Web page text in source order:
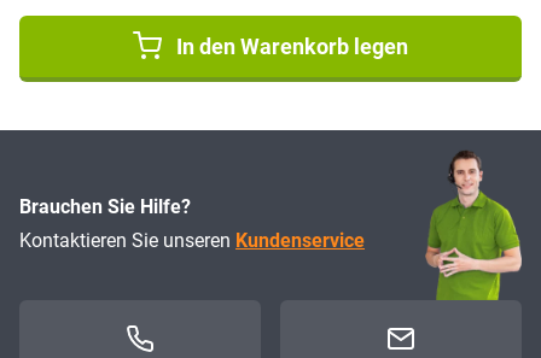
In den Warenkorb legen
Brauchen Sie Hilfe?
Kontaktieren Sie unseren Kundenservice